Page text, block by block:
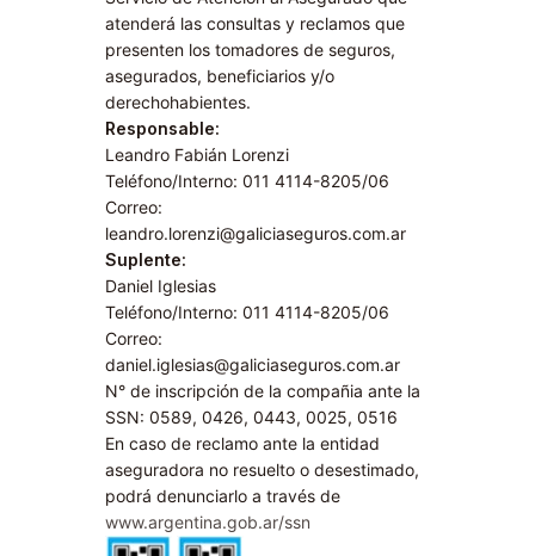
atenderá las consultas y reclamos que
presenten los tomadores de seguros,
asegurados, beneficiarios y/o
derechohabientes.
Responsable:
Leandro Fabián Lorenzi
Teléfono/Interno: 011 4114-8205/06
Correo:
leandro.lorenzi@galiciaseguros.com.ar
Suplente:
Daniel Iglesias
Teléfono/Interno: 011 4114-8205/06
Correo:
daniel.iglesias@galiciaseguros.com.ar
N° de inscripción de la compañia ante la
SSN: 0589, 0426, 0443, 0025, 0516
En caso de reclamo ante la entidad
aseguradora no resuelto o desestimado,
podrá denunciarlo a través de
www.argentina.gob.ar/ssn